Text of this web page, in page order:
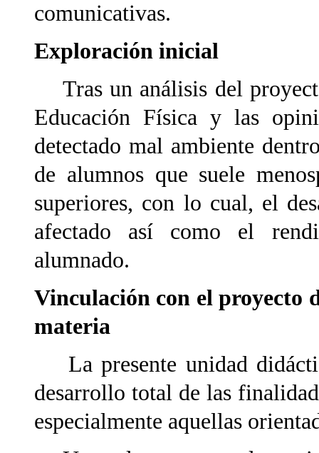
comunicativas.
Exploración inicial
Tras un análisis del
Educación Física y las
detectado mal ambiente
de alumnos que suele
superiores, con lo cual, el
afectado así como el
alumnado.
Vinculación con el proyecto
materia
La presente unidad
desarrollo total de las
especialmente aquellas